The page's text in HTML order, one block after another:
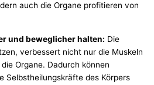
auch die Organe profitieren von
und beweglicher halten: Die
verbessert nicht nur die Muskeln
Organe. Dadurch können
Selbstheilungskräfte des Körpers